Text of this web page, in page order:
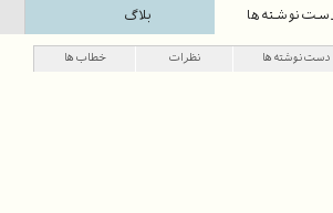
بلاگ
دست‌نوشته‌ها نظرات خطاب‌ها